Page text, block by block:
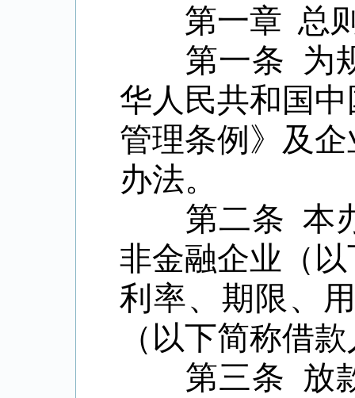
第一章 总
第一条 为规
华人民共和国
管理条例》及
办法。
第二条 本办
非金融企业（
利率、期限、
（以下简称借
第三条 放款